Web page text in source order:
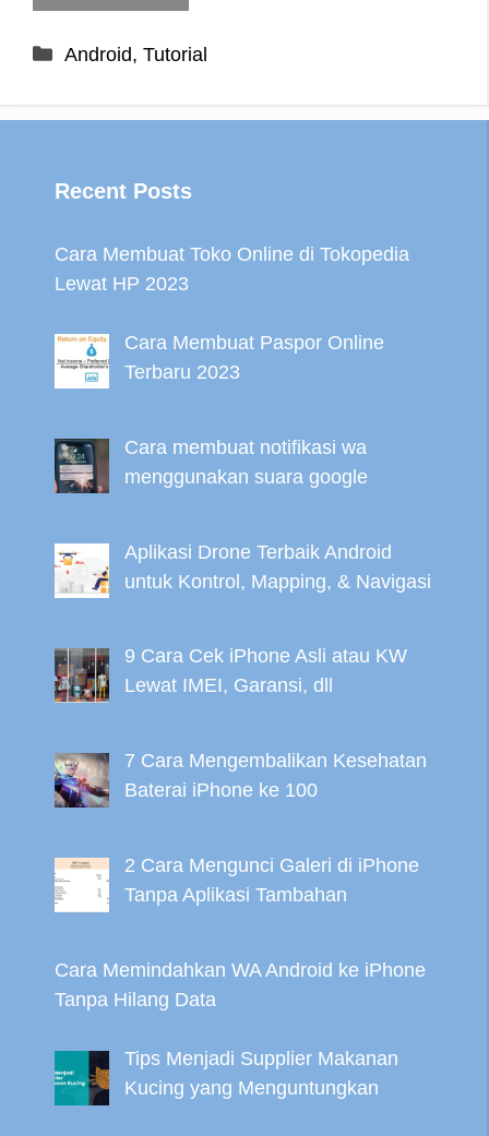
Categories
Android, Tutorial
Recent Posts
Cara Membuat Toko Online di Tokopedia
Lewat HP 2023
Cara Membuat Paspor Online
Terbaru 2023
Cara membuat notifikasi wa
menggunakan suara google
Aplikasi Drone Terbaik Android
untuk Kontrol, Mapping, & Navigasi
9 Cara Cek iPhone Asli atau KW
Lewat IMEI, Garansi, dll
7 Cara Mengembalikan Kesehatan
Baterai iPhone ke 100
2 Cara Mengunci Galeri di iPhone
Tanpa Aplikasi Tambahan
Cara Memindahkan WA Android ke iPhone
Tanpa Hilang Data
Tips Menjadi Supplier Makanan
Kucing yang Menguntungkan